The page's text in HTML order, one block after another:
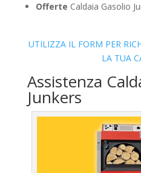
Offerte Caldaia Gasolio
UTILIZZA IL FORM PER
LA TUA
Assistenza
Junkers